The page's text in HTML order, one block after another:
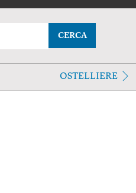
CERCA
OSTELLIERE